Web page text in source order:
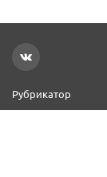
Рубрикатор